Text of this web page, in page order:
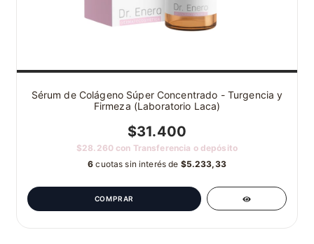
Sérum de Colágeno Súper Concentrado - Turgencia y
Firmeza (Laboratorio Laca)
$31.400
$28.260con Transferencia o depósito
6 cuotas sin interés de $5.233,33